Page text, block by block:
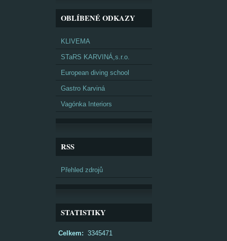
OBLÍBENÉ ODKAZY
KLIVEMA
STaRS KARVINÁ,s.r.o.
European diving school
Gastro Karviná
Vagónka Interiors
RSS
Přehled zdrojů
STATISTIKY
Celkem: 3345471